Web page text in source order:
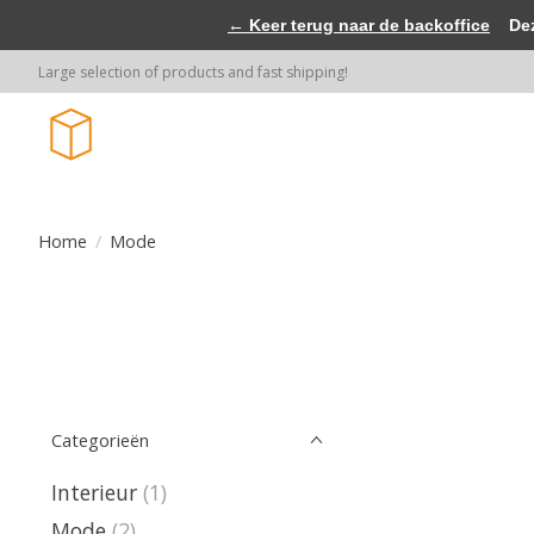
Large selection of products and fast shipping!
Home / Mode
Categorieën
Interieur (1)
← Keer terug naar de backoffice